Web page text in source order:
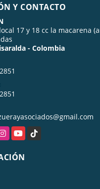
Y CONTACTO
17 y 18 cc la macarena
- Colombia
YouTubeTikTok